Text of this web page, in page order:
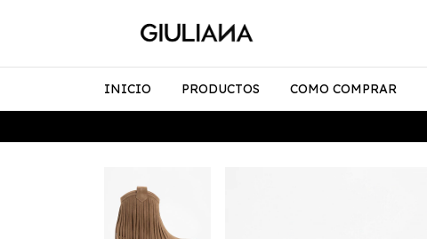
INICIO PRODUCTOS COMO COMPRAR